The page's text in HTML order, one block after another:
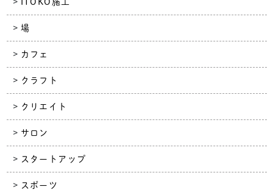
場
カフェ
クラフト
クリエイト
サロン
スタートアップ
スポーツ